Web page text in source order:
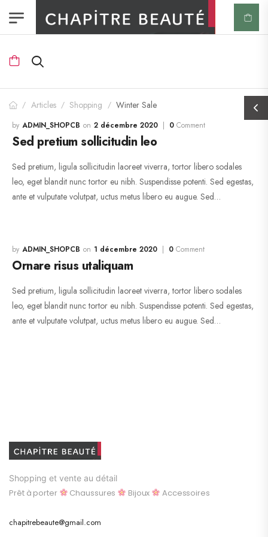
/ Articles / Shopping / Winter Sale
ADMIN_SHOPCB 2 décembre 2020 0 Comment
Sed pretium sollicitudin leo
Sed pretium, ligula sollicitudin laoreet viverra, tortor libero sodales
leo, eget blandit nunc tortor eu nibh. Suspendisse potenti. Sed egestas,
ante et vulputate volutpat, uctus metus libero eu augue. Sed…
ADMIN_SHOPCB 1 décembre 2020 0 Comment
Ornare risus utaliquam
Sed pretium, ligula sollicitudin laoreet viverra, tortor libero sodales
leo, eget blandit nunc tortor eu nibh. Suspendisse potenti. Sed egestas,
ante et vulputate volutpat, uctus metus libero eu augue. Sed…
Shopping et vente au détail
Prêt à porter Chaussures Bijoux Accessoires
chapitrebeaute@gmail.com